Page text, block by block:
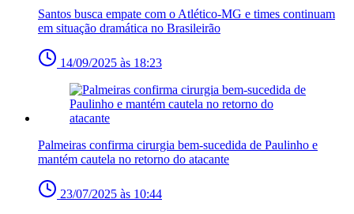
Santos busca empate com o Atlético-MG e times continuam
em situação dramática no Brasileirão
14/09/2025 às 18:23
Palmeiras confirma cirurgia bem-sucedida de Paulinho e
mantém cautela no retorno do atacante
23/07/2025 às 10:44